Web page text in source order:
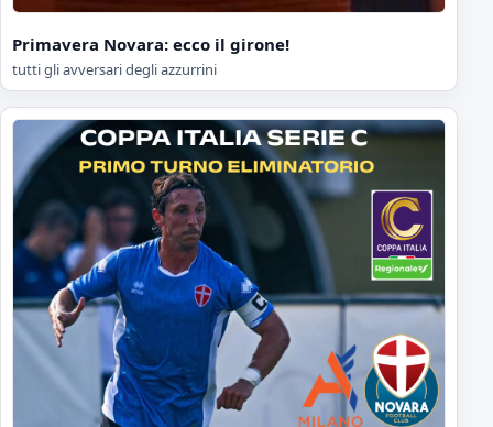
Primavera Novara: ecco il girone!
tutti gli avversari degli azzurrini